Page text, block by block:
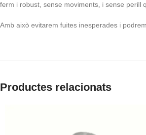
ferm i robust, sense moviments, i sense perill
Amb això evitarem fuites inesperades i
Productes relacionats